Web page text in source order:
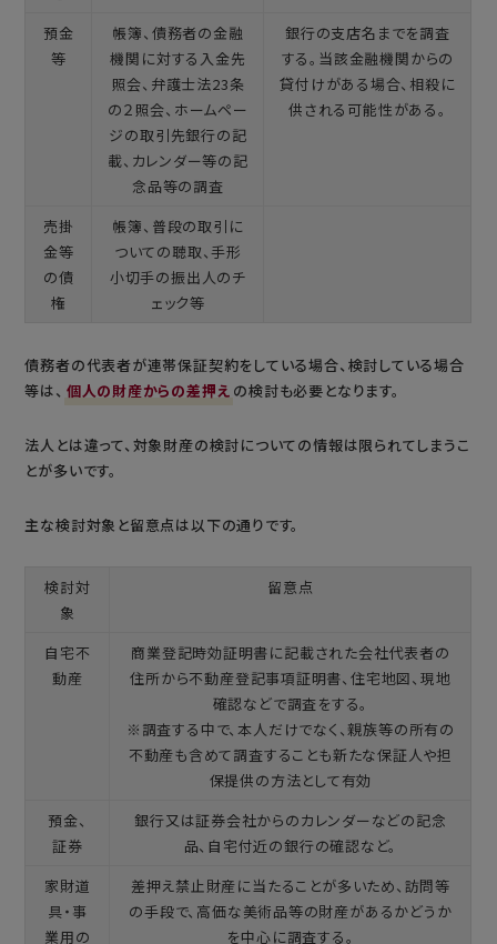
預金
等
帳簿、債務者の金融
機関に対する入金先
照会、弁護士法23条
の２照会、ホームペー
ジの取引先銀行の記
載、カレンダー等の記
念品等の調査
銀行の支店名までを調査
する。当該金融機関からの
貸付けがある場合、相殺に
供される可能性がある。
売掛
金等
の債
権
帳簿、普段の取引に
ついての聴取、手形
小切手の振出人のチ
ェック等
債務者の代表者が連帯保証契約をしている場合、検討している場合
等は、 個人の財産からの差押え の検討も必要となります。
法人とは違って、対象財産の検討についての情報は限られてしまうこ
とが多いです。
主な検討対象と留意点は以下の通りです。
検討対
象
留意点
自宅不
動産
商業登記時効証明書に記載された会社代表者の
住所から不動産登記事項証明書、住宅地図、現地
確認などで調査をする。
※調査する中で、本人だけでなく、親族等の所有の
不動産も含めて調査することも新たな保証人や担
保提供の方法として有効
預金、
証券
銀行又は証券会社からのカレンダーなどの記念
品、自宅付近の銀行の確認など。
家財道
具・事
業用の
差押え禁止財産に当たることが多いため、訪問等
の手段で、高価な美術品等の財産があるかどうか
を中心に調査する。